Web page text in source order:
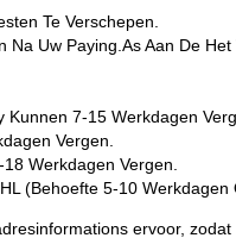
Te Verschepen.
Na Uw Paying.as Aan De
7-15 Werkdagen
Vergen.
Werkdagen Vergen.
(Behoefte 5-10 Werkdagen
ervoor,